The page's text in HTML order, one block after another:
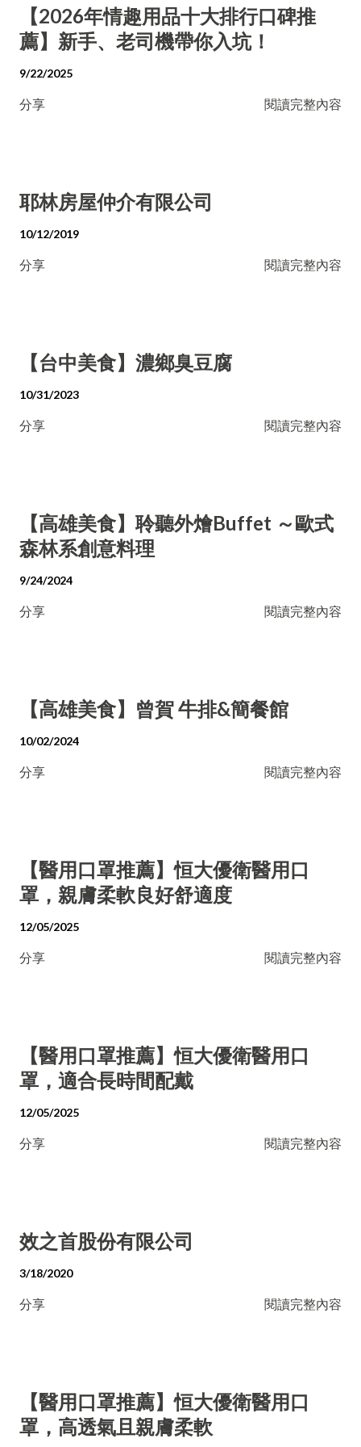
【2026年情趣用品十大排行口碑推
薦】新手、老司機帶你入坑！
9/22/2025
分享 閱讀完整內容
耶林房屋仲介有限公司
10/12/2019
分享 閱讀完整內容
【台中美食】濃鄉臭豆腐
10/31/2023
分享 閱讀完整內容
【高雄美食】聆聽外燴Buffet ～歐式
森林系創意料理
9/24/2024
分享 閱讀完整內容
【高雄美食】曾賀 牛排&簡餐館
10/02/2024
分享 閱讀完整內容
【醫用口罩推薦】恒大優衛醫用口
罩，親膚柔軟良好舒適度
12/05/2025
分享 閱讀完整內容
【醫用口罩推薦】恒大優衛醫用口
罩，適合長時間配戴
12/05/2025
分享 閱讀完整內容
效之首股份有限公司
3/18/2020
分享 閱讀完整內容
【醫用口罩推薦】恒大優衛醫用口
罩，高透氣且親膚柔軟